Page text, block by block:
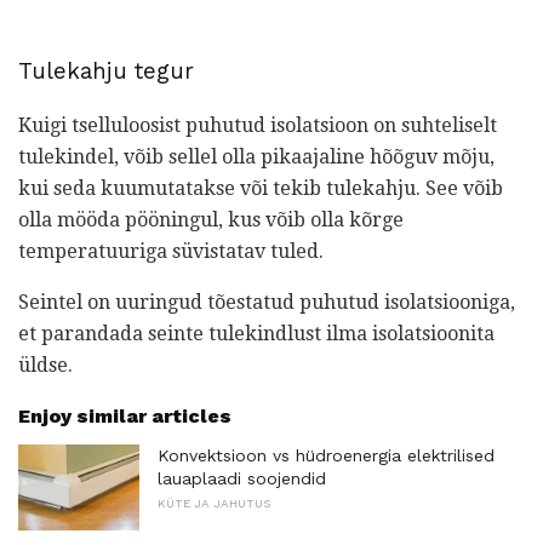
Tulekahju tegur
Kuigi tselluloosist puhutud isolatsioon on suhteliselt
tulekindel, võib sellel olla pikaajaline hõõguv mõju,
kui seda kuumutatakse või tekib tulekahju. See võib
olla mööda pööningul, kus võib olla kõrge
temperatuuriga süvistatav tuled.
Seintel on uuringud tõestatud puhutud isolatsiooniga,
et parandada seinte tulekindlust ilma isolatsioonita
üldse.
Enjoy similar articles
Konvektsioon vs hüdroenergia elektrilised
lauaplaadi soojendid
KÜTE JA JAHUTUS